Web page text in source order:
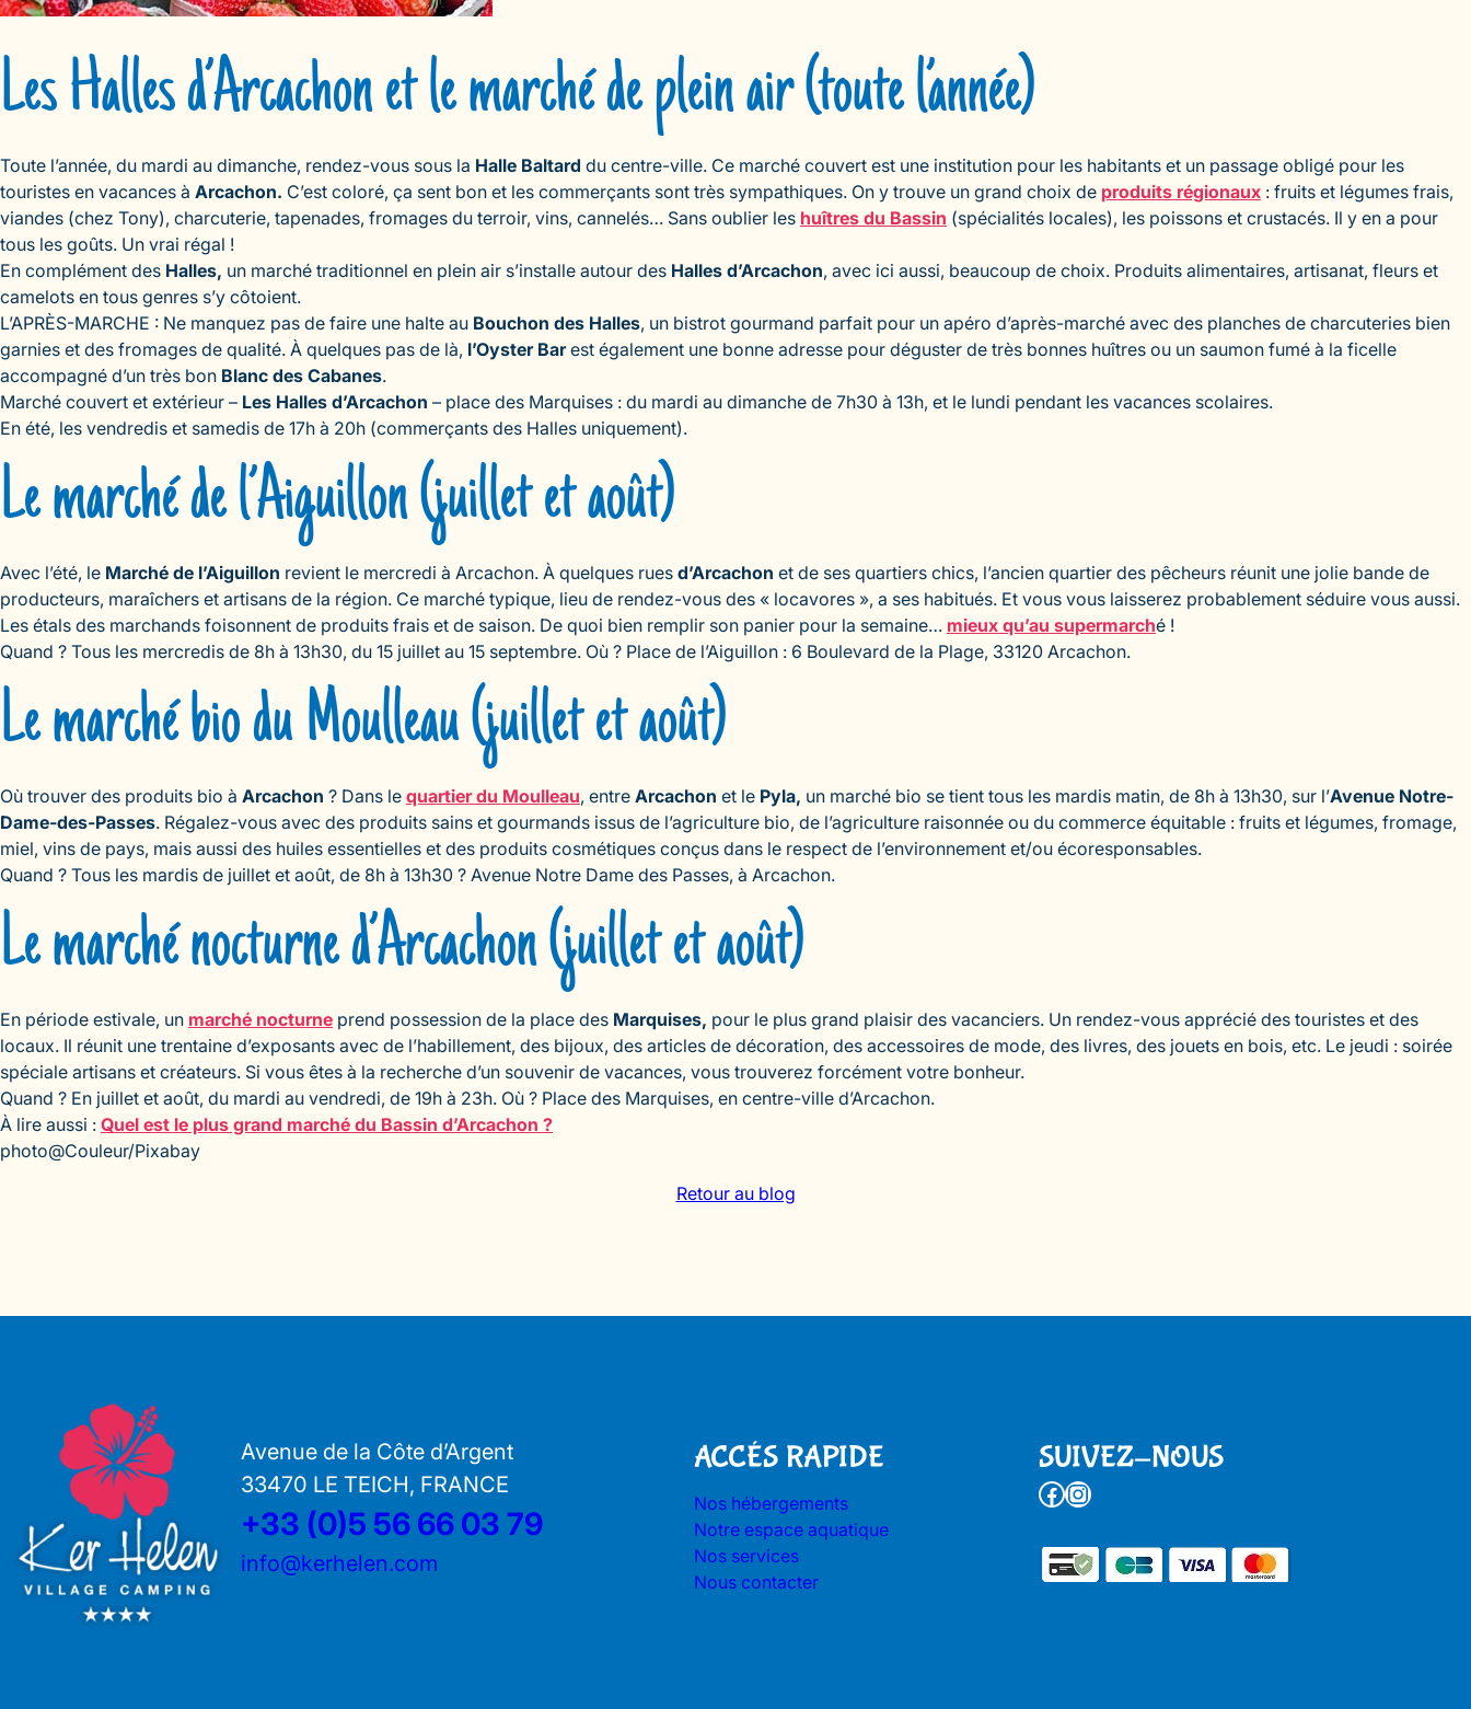
Les Halles d’Arcachon et le marché de plein air (toute l’année)
Toute l’année, du mardi au dimanche, rendez-vous sous la Halle Baltard du centre-ville. Ce marché couvert est une institution pour les habitants et un passage obligé pour les
touristes en vacances à Arcachon. C’est coloré, ça sent bon et les commerçants sont très sympathiques. On y trouve un grand choix de produits régionaux : fruits et légumes frais,
viandes (chez Tony), charcuterie, tapenades, fromages du terroir, vins, cannelés… Sans oublier les huîtres du Bassin (spécialités locales), les poissons et crustacés. Il y en a pour
tous les goûts. Un vrai régal !
En complément des Halles, un marché traditionnel en plein air s’installe autour des Halles d’Arcachon, avec ici aussi, beaucoup de choix. Produits alimentaires, artisanat, fleurs et
camelots en tous genres s’y côtoient.
L’APRÈS-MARCHE : Ne manquez pas de faire une halte au Bouchon des Halles, un bistrot gourmand parfait pour un apéro d’après-marché avec des planches de charcuteries bien
garnies et des fromages de qualité. À quelques pas de là, l’Oyster Barest également une bonne adresse pour déguster de très bonnes huîtres ou un saumon fumé à la ficelle
accompagné d’un très bon Blanc des Cabanes.
Marché couvert et extérieur – Les Halles d’Arcachon – place des Marquises : du mardi au dimanche de 7h30 à 13h, et le lundi pendant les vacances scolaires.
En été, les vendredis et samedis de 17h à 20h (commerçants des Halles uniquement).
Le marché de l’Aiguillon (juillet et août)
Avec l’été, le Marché de l’Aiguillon revient le mercredi à Arcachon. À quelques rues d’Arcachon et de ses quartiers chics, l’ancien quartier des pêcheurs réunit une jolie bande de
producteurs, maraîchers et artisans de la région. Ce marché typique, lieu de rendez-vous des « locavores », a ses habitués. Et vous vous laisserez probablement séduire vous aussi.
Les étals des marchands foisonnent de produits frais et de saison. De quoi bien remplir son panier pour la semaine… mieux qu’au supermarché !
Quand ? Tous les mercredis de 8h à 13h30, du 15 juillet au 15 septembre. Où ? Place de l’Aiguillon : 6 Boulevard de la Plage, 33120 Arcachon.
Le marché bio du Moulleau (juillet et août)
Où trouver des produits bio à Arcachon ? Dans le quartier du Moulleau, entre Arcachon et le Pyla, un marché bio se tient tous les mardis matin, de 8h à 13h30, sur l’Avenue Notre-
Dame-des-Passes. Régalez-vous avec des produits sains et gourmands issus de l’agriculture bio, de l’agriculture raisonnée ou du commerce équitable : fruits et légumes, fromage,
miel, vins de pays, mais aussi des huiles essentielles et des produits cosmétiques conçus dans le respect de l’environnement et/ou écoresponsables.
Quand ? Tous les mardis de juillet et août, de 8h à 13h30 ? Avenue Notre Dame des Passes, à Arcachon.
Le marché nocturne d’Arcachon (juillet et août)
En période estivale, un marché nocturne prend possession de la place des Marquises, pour le plus grand plaisir des vacanciers. Un rendez-vous apprécié des touristes et des
locaux. Il réunit une trentaine d’exposants avec de l’habillement, des bijoux, des articles de décoration, des accessoires de mode, des livres, des jouets en bois, etc. Le jeudi : soirée
spéciale artisans et créateurs. Si vous êtes à la recherche d’un souvenir de vacances, vous trouverez forcément votre bonheur.
Quand ? En juillet et août, du mardi au vendredi, de 19h à 23h. Où ? Place des Marquises, en centre-ville d’Arcachon.
À lire aussi : Quel est le plus grand marché du Bassin d’Arcachon ?
photo@Couleur/Pixabay
Retour au blog
Avenue de la Côte d’Argent
33470 LE TEICH, FRANCE
+33 (0)5 56 66 03 79
info@kerhelen.com
ACCÉS RAPIDE
Nos hébergements
Notre espace aquatique
Nos services
Nous contacter
SUIVEZ-NOUS
Facebook Instagram